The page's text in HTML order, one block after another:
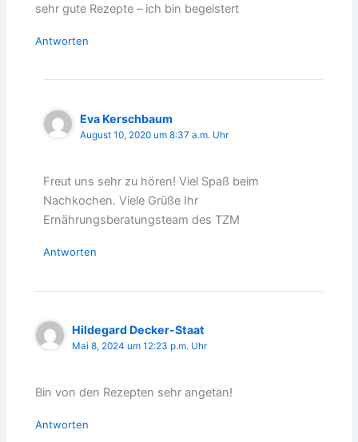
sehr gute Rezepte – ich bin begeistert
Antworten
Eva Kerschbaum
August 10, 2020 um 8:37 a.m. Uhr
Freut uns sehr zu hören! Viel Spaß beim
Nachkochen. Viele Grüße Ihr
Ernährungsberatungsteam des TZM
Antworten
Hildegard Decker-Staat
Mai 8, 2024 um 12:23 p.m. Uhr
Bin von den Rezepten sehr angetan!
Antworten